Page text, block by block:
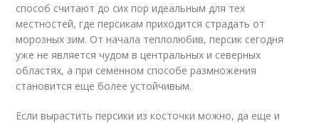
способ считают до сих пор идеальным для тех
местностей, где персикам приходится страдать от
морозных зим. От начала теплолюбив, персик сегодня
уже не является чудом в центральных и северных
областях, а при семенном способе размножения
становится еще более устойчивым.
Если вырастить персики из косточки можно, да еще и